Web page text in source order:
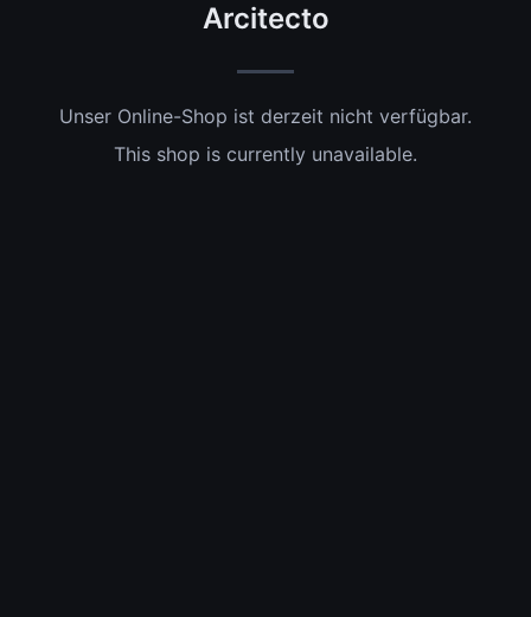
Arcitecto
Unser Online-Shop ist derzeit nicht verfügbar.
This shop is currently unavailable.